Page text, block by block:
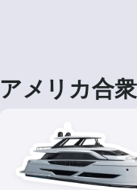
アメリカ合